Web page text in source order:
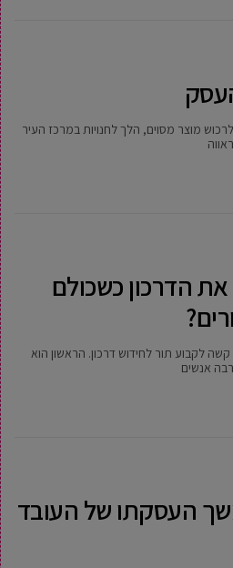
מוצר מסוים, הלך לחנויות במרכז העיר
הדרכון כשכולם
לקבוע תור לחידוש דרכון. הראשון הוא
אנשים
העסקתו של העובד